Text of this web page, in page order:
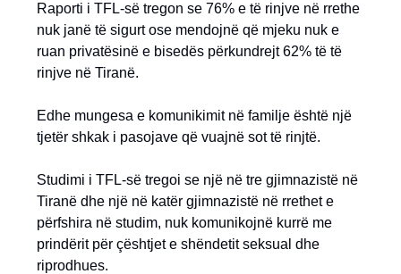
Raporti i TFL-së tregon se 76% e të rinjve në rrethe
nuk janë të sigurt ose mendojnë që mjeku nuk e
ruan privatësinë e bisedës përkundrejt 62% të të
rinjve në Tiranë.
Edhe mungesa e komunikimit në familje është një
tjetër shkak i pasojave që vuajnë sot të rinjtë.
Studimi i TFL-së tregoi se një në tre gjimnazistë në
Tiranë dhe një në katër gjimnazistë në rrethet e
përfshira në studim, nuk komunikojnë kurrë me
prindërit për çështjet e shëndetit seksual dhe
riprodhues.